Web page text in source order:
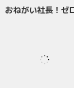
おねがい社長！ゼ